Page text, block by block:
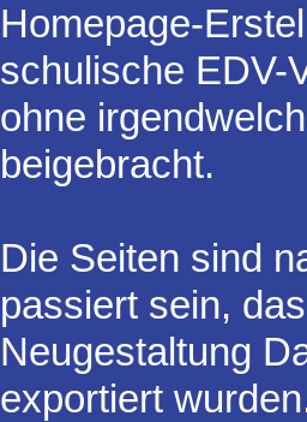
Homepage-
schulische EDV-
ohne
beigebracht.
Die Seiten sind
passiert sein,
Neugestaltung
exportiert